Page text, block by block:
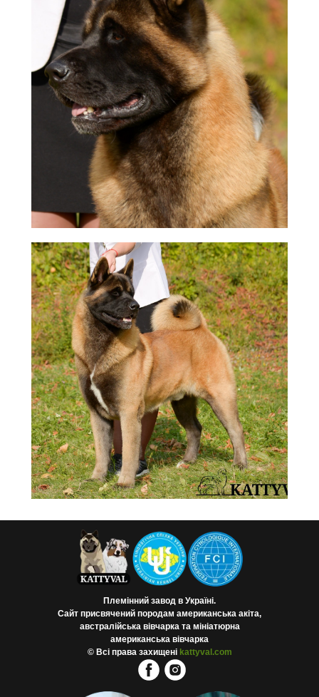
Племінний завод в Україні.
Сайт присвячений породам американська акіта,
австралійська вівчарка та мініатюрна
американська вівчарка
© Всі права захищені kattyval.com